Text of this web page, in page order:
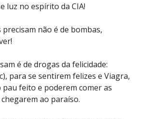
luz no espírito da CIA!
não é de bombas,
é de drogas da felicidade:
para se sentirem felizes e Viagra,
feito e poderem comer as
ao paraíso.